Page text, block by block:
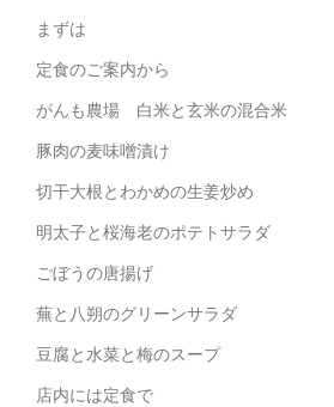
まずは
定食のご案内から
がんも農場 白米と玄米の混合米
豚肉の麦味噌漬け
切干大根とわかめの生姜炒め
明太子と桜海老のポテトサラダ
ごぼうの唐揚げ
蕪と八朔のグリーンサラダ
豆腐と水菜と梅のスープ
店内には定食で